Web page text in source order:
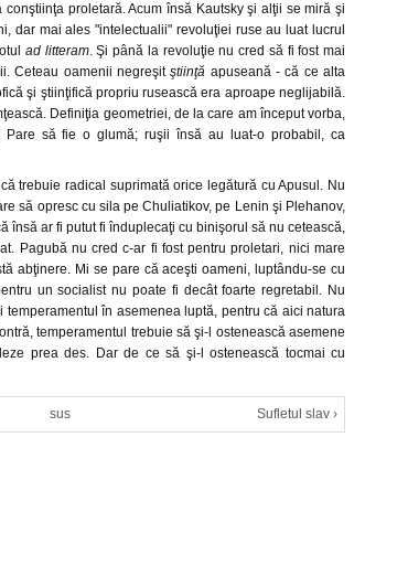
proletară. Acum însă Kautsky şi alţii se miră şi
dar mai ales "intelectualii" revoluţiei ruse au luat lucrul
ad litteram. Şi până la revoluţie nu cred să fi fost mai
Ceteau oamenii negreşitştiinţă apuseană - că ce alta
şi ştiinţifică propriu rusească era aproape neglijabilă.
Definiţia geometriei, de la care am început vorba,
să fie o glumă; ruşii însă au luat-o probabil, ca
trebuie radical suprimată orice legătură cu Apusul. Nu
să opresc cu sila pe Chuliatikov, pe Lenin şi Plehanov,
însă ar fi putut fi înduplecaţi cu binişorul să nu cetească,
Pagubă nu cred c-ar fi fost pentru proletari, nici mare
abţinere. Mi se pare că aceşti oameni, luptându-se cu
un socialist nu poate fi decât foarte regretabil. Nu
temperamentul în asemenea luptă, pentru că aici natura
temperamentul trebuie să şi-l ostenească asemene
prea des. Dar de ce să şi-l ostenească tocmai cu
sus Sufletul slav ›